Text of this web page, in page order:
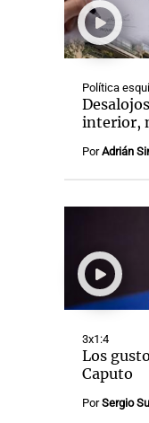
Política
interior,
PorAdrián
3x1:4
Los
Caputo
PorSergio